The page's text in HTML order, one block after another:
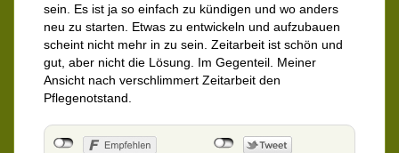
sein. Es ist ja so einfach zu kündigen und wo anders
neu zu starten. Etwas zu entwickeln und aufzubauen
scheint nicht mehr in zu sein. Zeitarbeit ist schön und
gut, aber nicht die Lösung. Im Gegenteil. Meiner
Ansicht nach verschlimmert Zeitarbeit den
Pflegenotstand.